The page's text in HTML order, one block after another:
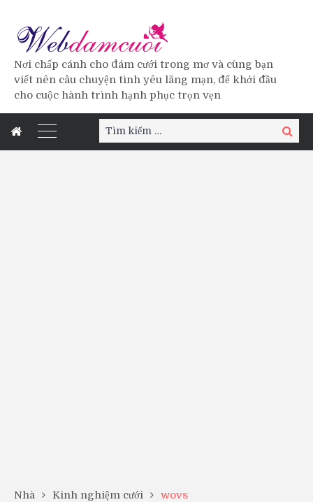
Nơi chấp cánh cho đám cưới trong mơ và cùng bạn
viết nên câu chuyện tình yêu lãng mạn, để khởi đầu
cho cuộc hành trình hạnh phục trọn vẹn
Tìm
kiếm:
Tìm
kiếm
Nhà Kinh nghiệm cưới wovs